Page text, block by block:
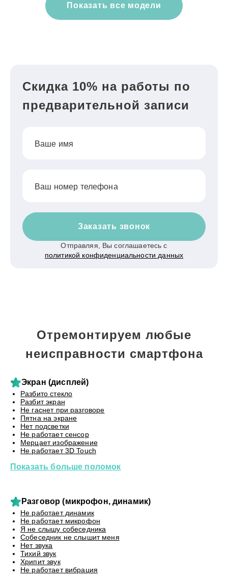
Показать все модели
Скидка 10% на работы по
предварительной записи
Ваше имя
Ваш номер телефона
Заказать звонок
Отправляя, Вы соглашаетесь с
политикой конфиденциальности данных
Отремонтируем любые
неисправности смартфона
Экран (дисплей)
Разбито стекло
Разбит экран
Не гаснет при разговоре
Пятна на экране
Нет подсветки
Не работает сенсор
Мерцает изображение
Не работает 3D Touch
Показать больше поломок
Разговор (микрофон, динамик)
Не работает динамик
Не работает микрофон
Я не слышу собеседника
Собеседник не слышит меня
Нет звука
Тихий звук
Хрипит звук
Не работает вибрация